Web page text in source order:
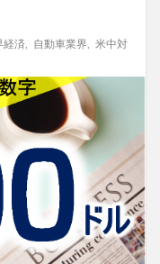
経済, 自動車業界
米中対